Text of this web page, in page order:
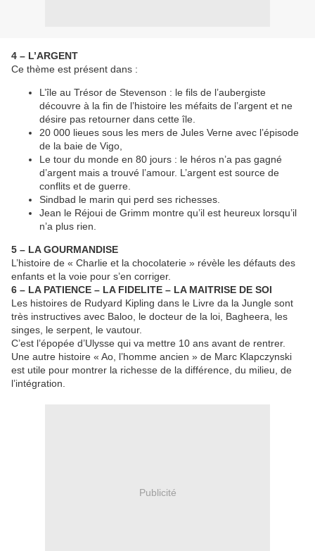
4 – L’ARGENT
Ce thème est présent dans :
L’île au Trésor de Stevenson : le fils de l’aubergiste
découvre à la fin de l’histoire les méfaits de l’argent et ne
désire pas retourner dans cette île.
20 000 lieues sous les mers de Jules Verne avec l’épisode
de la baie de Vigo,
Le tour du monde en 80 jours : le héros n’a pas gagné
d’argent mais a trouvé l’amour. L’argent est source de
conflits et de guerre.
Sindbad le marin qui perd ses richesses.
Jean le Réjoui de Grimm montre qu’il est heureux lorsqu’il
n’a plus rien.
5 – LA GOURMANDISE
L’histoire de « Charlie et la chocolaterie » révèle les défauts des
enfants et la voie pour s’en corriger.
6 – LA PATIENCE – LA FIDELITE – LA MAITRISE DE SOI
Les histoires de Rudyard Kipling dans le Livre da la Jungle sont
très instructives avec Baloo, le docteur de la loi, Bagheera, les
singes, le serpent, le vautour.
C’est l’épopée d’Ulysse qui va mettre 10 ans avant de rentrer.
Une autre histoire « Ao, l’homme ancien » de Marc Klapczynski
est utile pour montrer la richesse de la différence, du milieu, de
l’intégration.
Publicité